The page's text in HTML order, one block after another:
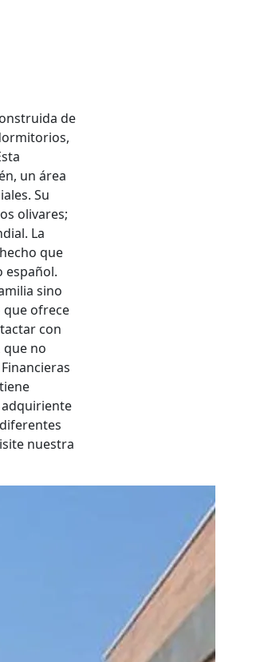
de
un área
Su
olivares;
La
que
español.
sino
ofrece
con
que no
nuestra